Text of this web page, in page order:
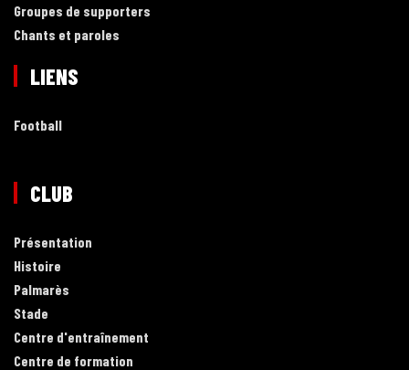
Groupes de supporters
Chants et paroles
LIENS
Football
CLUB
Présentation
Histoire
Palmarès
Stade
Centre d'entraînement
Centre de formation